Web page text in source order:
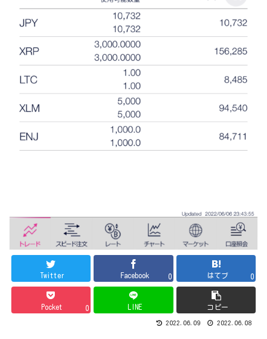
Twitter Facebook 0 はてブ 0
Pocket 0 LINE コピー
2022.06.09 2022.06.08